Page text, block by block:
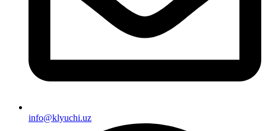
info@klyuchi.uz